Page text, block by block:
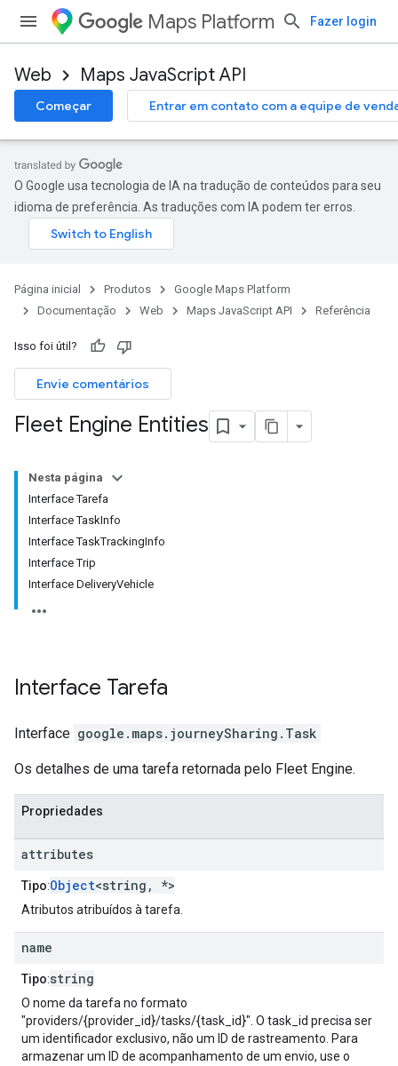
Maps Platform Fazer login
Web Maps JavaScript API
Começar Entrar em contato com a equipe de
O Google usa tecnologia de IA na tradução de conteúdos para seu
idioma de preferência. As traduções com IA podem ter erros.
Página inicial Produtos
Google Maps Platform
Documentação
Web Maps JavaScript API Referência
Isso foi útil?
Envie comentários
Fleet Engine Entities
Nesta página
Interface Tarefa
Interface TaskInfo
Interface TaskTrackingInfo
Interface Trip
Interface DeliveryVehicle
Interface Tarefa
Interface google.maps.journeySharing . Task
Os detalhes de uma tarefa retornada pelo Fleet Engine.
Propriedades
attributes
Tipo:Object<string, *>
Atributos atribuídos à tarefa.
name
Tipo:string
O nome da tarefa no formato
"providers/{provider_id}/tasks/{task_id}". O task_id precisa ser
um identificador exclusivo, não um ID de rastreamento. Para
armazenar um ID de acompanhamento de um envio, use o